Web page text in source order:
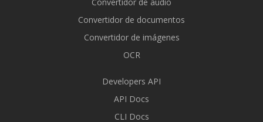
Convertidor de documentos
Convertidor de imágenes
OCR
Developers API
API Docs
CLI Docs